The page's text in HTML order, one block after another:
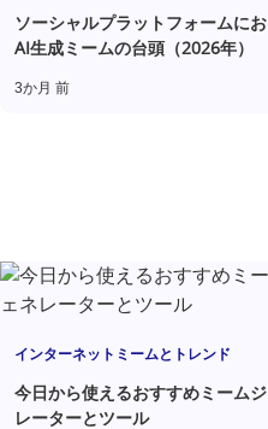
ソーシャルプラットフォームに
AI生成ミームの台頭（2026年）
3か月 前
インターネットミームとトレンド
今日から使えるおすすめミーム
レーターとツール